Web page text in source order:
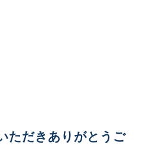
ただきありがとうご